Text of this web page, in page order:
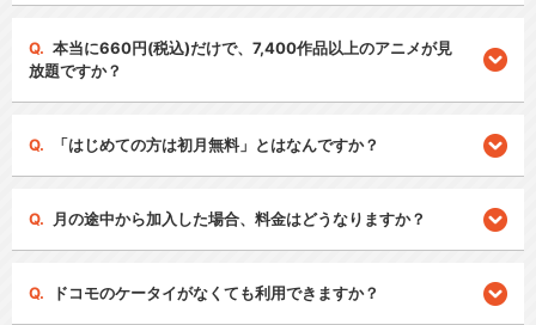
本当に660円(税込)だけで、7,400作品以上のアニメが見
放題ですか？
「はじめての方は初月無料」とはなんですか？
月の途中から加入した場合、料金はどうなりますか？
ドコモのケータイがなくても利用できますか？